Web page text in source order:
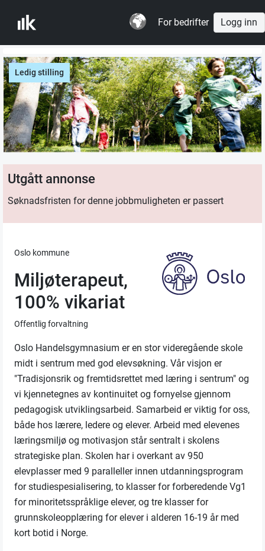
For bedrifter Logg inn
Ledig stilling
Utgått annonse
Søknadsfristen for denne jobbmuligheten er passert
Oslo kommune
Miljøterapeut,
100% vikariat
Offentlig forvaltning
Oslo Handelsgymnasium er en stor videregående skole
midt i sentrum med god elevsøkning. Vår visjon er
"Tradisjonsrik og fremtidsrettet med læring i sentrum" og
vi kjennetegnes av kontinuitet og fornyelse gjennom
pedagogisk utviklingsarbeid. Samarbeid er viktig for oss,
både hos lærere, ledere og elever. Arbeid med elevenes
læringsmiljø og motivasjon står sentralt i skolens
strategiske plan. Skolen har i overkant av 950
elevplasser med 9 paralleller innen utdanningsprogram
for studiespesialisering, to klasser for forberedende Vg1
for minoritetsspråklige elever, og tre klasser for
grunnskoleopplæring for elever i alderen 16-19 år med
kort botid i Norge.